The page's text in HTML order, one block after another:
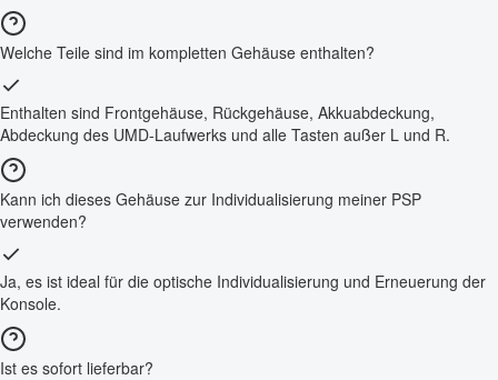
Welche Teile sind im kompletten Gehäuse enthalten?
Enthalten sind Frontgehäuse, Rückgehäuse, Akkuabdeckung,
Abdeckung des UMD-Laufwerks und alle Tasten außer L und R.
Kann ich dieses Gehäuse zur Individualisierung meiner PSP
verwenden?
Ja, es ist ideal für die optische Individualisierung und Erneuerung der
Konsole.
Ist es sofort lieferbar?